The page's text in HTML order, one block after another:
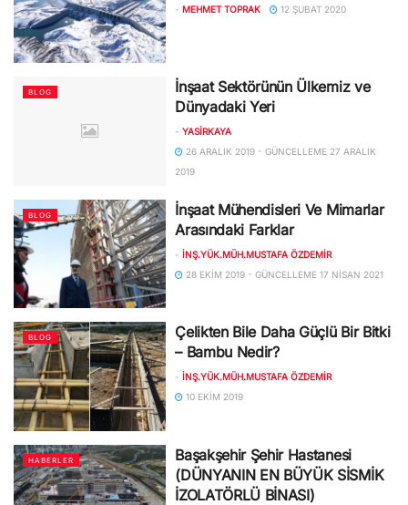
- MEHMET TOPRAK 12 ŞUBAT 2020
BLOG
İnşaat Sektörünün Ülkemiz ve
Dünyadaki Yeri
- YASIRKAYA
26 ARALIK 2019 - GÜNCELLEME 27 ARALIK
2019
BLOG
İnşaat Mühendisleri Ve Mimarlar
Arasındaki Farklar
- İNŞ.YÜK.MÜH.MUSTAFA ÖZDEMIR
28 EKIM 2019 - GÜNCELLEME 17 NISAN 2021
BLOG
Çelikten Bile Daha Güçlü Bir Bitki
– Bambu Nedir?
- İNŞ.YÜK.MÜH.MUSTAFA ÖZDEMIR
10 EKIM 2019
HABERLER
Başakşehir Şehir Hastanesi
(DÜNYANIN EN BÜYÜK SİSMİK
İZOLATÖRLÜ BİNASI)